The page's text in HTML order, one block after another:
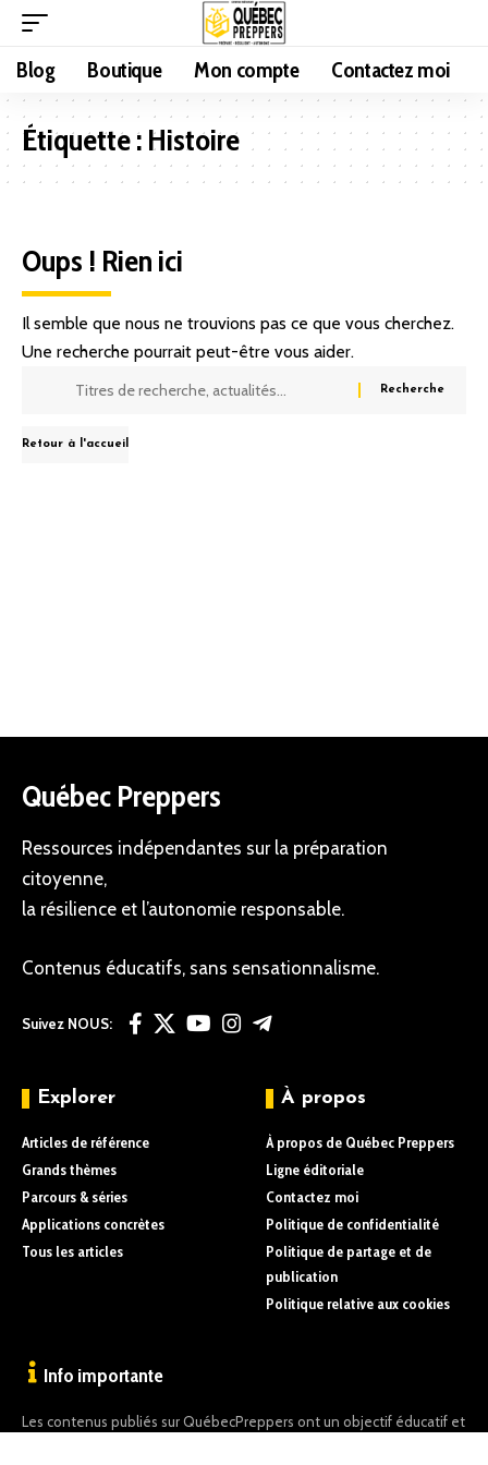
Blog Boutique Mon compte Contactez moi
Étiquette : Histoire
Oups ! Rien ici
Il semble que nous ne trouvions pas ce que vous cherchez.
Une recherche pourrait peut-être vous aider.
Retour à l'accueil
Québec Preppers
Ressources indépendantes sur la préparation
citoyenne,
la résilience et l’autonomie responsable.
Contenus éducatifs, sans sensationnalisme.
Suivez NOUS:
Explorer
Articles de référence
Grands thèmes
Parcours & séries
Applications concrètes
Tous les articles
À propos
À propos de Québec Preppers
Ligne éditoriale
Contactez moi
Politique de confidentialité
Politique de partage et de
publication
Politique relative aux cookies
Info importante
Les contenus publiés sur QuébecPreppers ont un objectif éducatif et